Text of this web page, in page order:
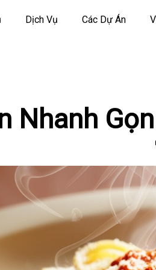
Dịch Vụ Các Dự Án
Nhanh